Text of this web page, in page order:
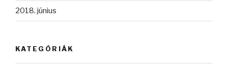
2018. június
KATEGÓRIÁK